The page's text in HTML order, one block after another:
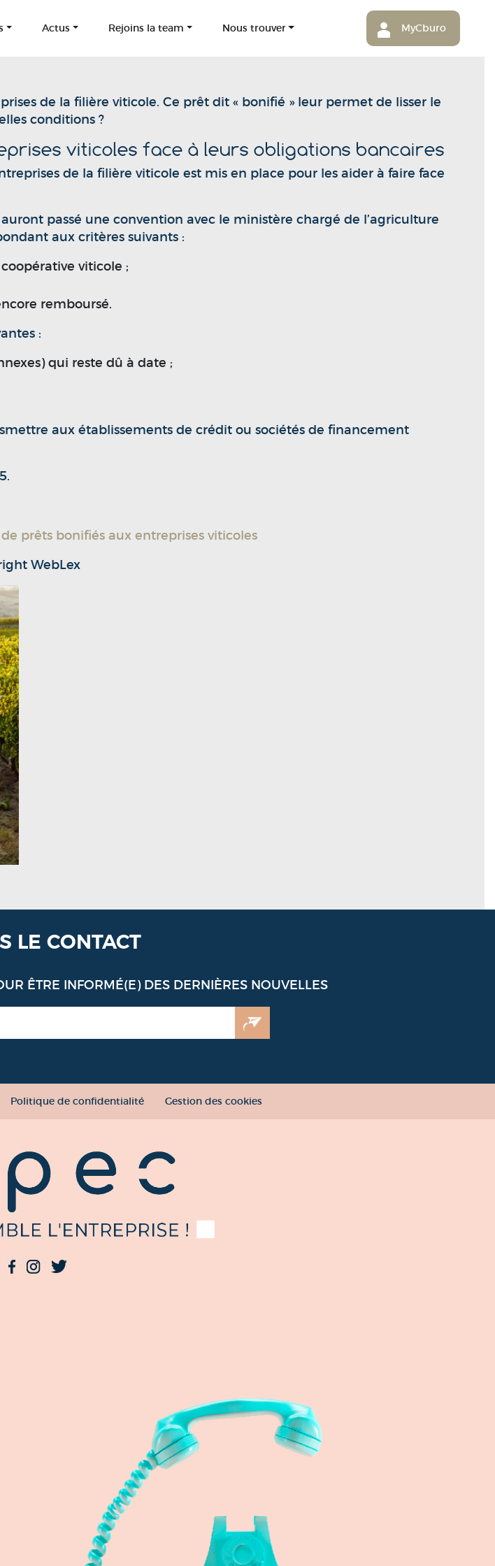
Actus Rejoins la team Nous trouver MyCburo
de la filière viticole. Ce prêt dit « bonifié » leur permet de lisser le
conditions ?
viticoles face à leurs obligations bancaires
de la filière viticole est mis en place pour les aider à faire face
passé une convention avec le ministère chargé de l’agriculture
aux critères suivants :
viticole ;
remboursé.
:
qui reste dû à date ;
aux établissements de crédit ou sociétés de financement
prêts bonifiés aux entreprises viticoles
WebLex
LE CONTACT
ÊTRE INFORMÉ(E) DES DERNIÈRES NOUVELLES
Politique de confidentialité Gestion des cookies